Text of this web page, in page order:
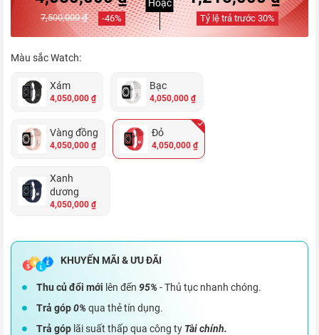
7,500,000 ₫ -46%
Hoặc
Tỷ lệ trả trước30%
Màu sắc Watch:
Xám
4,050,000 ₫
Bạc
4,050,000 ₫
Vàng đồng
4,050,000 ₫
Đỏ
4,050,000 ₫
Xanh
dương
4,050,000 ₫
Thu củ đổi mới lên đến 95%- Thủ tục nhanh chóng.
Trả góp0%qua thẻ tín dụng.
Trả góp lãi suất thấp qua công ty Tài chính.